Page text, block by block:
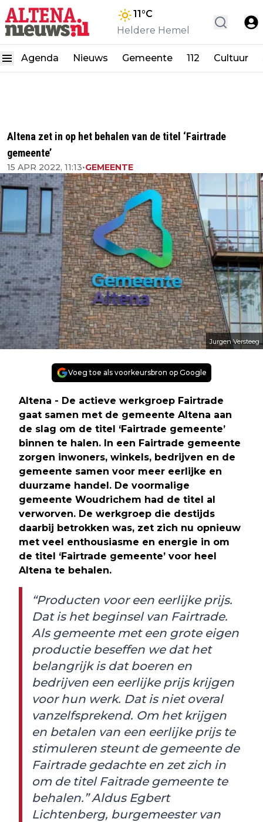
11°C
Heldere Hemel
Agenda Nieuws Gemeente 112 Cultuur
Altena zet in op het behalen van de titel ‘Fairtrade
gemeente’
15 APR 2022, 11:13•GEMEENTE
Jurgen Versteeg
Voeg toe als voorkeursbron op Google
Altena - De actieve werkgroep Fairtrade
gaat samen met de gemeente Altena aan
de slag om de titel ‘Fairtrade gemeente’
binnen te halen. In een Fairtrade gemeente
zorgen inwoners, winkels, bedrijven en de
gemeente samen voor meer eerlijke en
duurzame handel. De voormalige
gemeente Woudrichem had de titel al
verworven. De werkgroep die destijds
daarbij betrokken was, zet zich nu opnieuw
met veel enthousiasme en energie in om
de titel ‘Fairtrade gemeente’ voor heel
Altena te behalen.
“Producten voor een eerlijke prijs.
Dat is het beginsel van Fairtrade.
Als gemeente met een grote eigen
productie beseffen we dat het
belangrijk is dat boeren en
bedrijven een eerlijke prijs krijgen
voor hun werk. Dat is niet overal
vanzelfsprekend. Om het krijgen
en betalen van een eerlijke prijs te
stimuleren steunt de gemeente de
Fairtrade gedachte en zet zich in
om de titel Faitrade gemeente te
behalen.” Aldus Egbert
Lichtenberg, burgemeester van